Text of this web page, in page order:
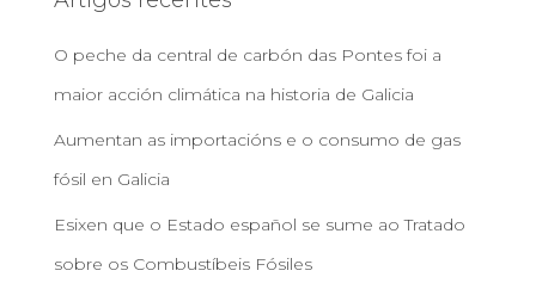
O peche da central de carbón das Pontes foi a
maior acción climática na historia de Galicia
Aumentan as importacións e o consumo de gas
fósil en Galicia
Esixen que o Estado español se sume ao Tratado
sobre os Combustíbeis Fósiles